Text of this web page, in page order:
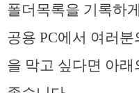
폴더목록을 기록하
공용 PC에서 여러
을 막고 싶다면 아